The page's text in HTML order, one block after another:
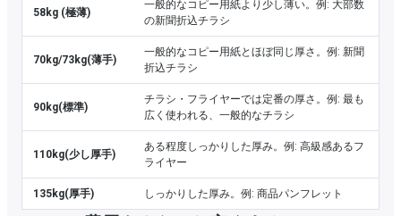
58kg (極薄)
一般的なコピー用紙より少し薄い。例: 大部数
の新聞折込チラシ
70kg/73kg(薄手)
一般的なコピー用紙とほぼ同じ厚さ。例: 新聞
折込チラシ
90kg(標準)
チラシ・フライヤーでは定番の厚さ。例: 最も
広く使われる、一般的なチラシ
110kg(少し厚手)
ある程度しっかりした厚み。例: 高級感あるフ
ライヤー
135kg(厚手) しっかりした厚み。例: 商品パンフレット